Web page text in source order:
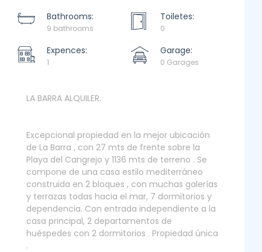
Bathrooms:
9 bathrooms
Toiletes:
0
Expences:
1
Garage:
0 Garages
LA BARRA ALQUILER.
Excepcional propiedad en la mejor ubicación
de La Barra , con 27 mts de frente sobre la
Playa del Cangrejo y 1136 mts de terreno . Se
compone de una casa estilo mediterráneo
construida en 2 bloques , con muchas galerías
y terrazas todas hacia el mar, 7 dormitorios y
dependencia. Con entrada independiente a la
casa principal, 2 departamentos de
huéspedes con 2 dormitorios . Propiedad única
.